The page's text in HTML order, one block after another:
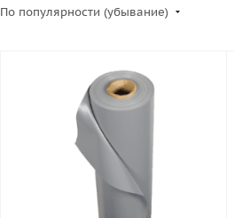
По популярности (убывание)